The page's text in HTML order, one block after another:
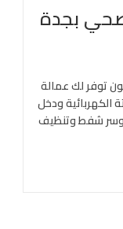
بجدة
توفر لك عمالة
الكهربائية ودخل
شفط وتنظيف